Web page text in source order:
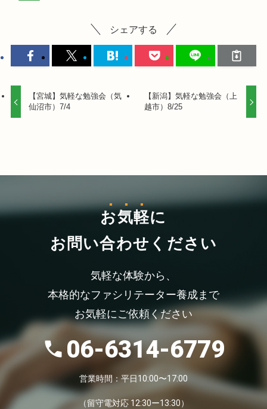
シェアする
【宮城】気軽な勉強会（気
仙沼市）7/4
【新潟】気軽な勉強会（上
越市）8/25
お気軽に
お問い合わせください
気軽な体験から、
本格的なファシリテーター養成まで
お気軽にご依頼ください
06-6314-6779
営業時間：平日10:00〜17:00
（留守電対応 12:30ー13:30）